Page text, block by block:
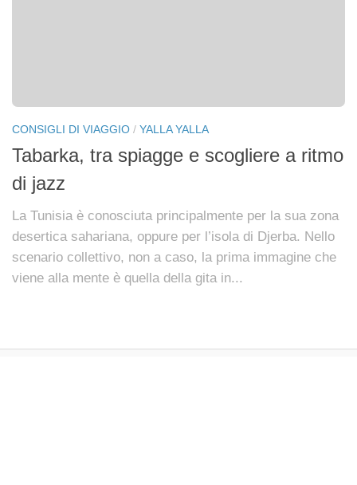
CONSIGLI DI VIAGGIO / YALLA YALLA
Tabarka, tra spiagge e scogliere a ritmo
di jazz
La Tunisia è conosciuta principalmente per la sua zona
desertica sahariana, oppure per l’isola di Djerba. Nello
scenario collettivo, non a caso, la prima immagine che
viene alla mente è quella della gita in...